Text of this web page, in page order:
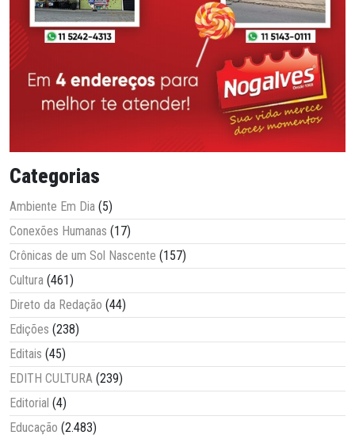
Categorias
Ambiente Em Dia (5)
Conexões Humanas (17)
Crônicas de um Sol Nascente (157)
Cultura (461)
Direto da Redação (44)
Edições (238)
Editais (45)
EDITH CULTURA (239)
Editorial (4)
Educação (2.483)